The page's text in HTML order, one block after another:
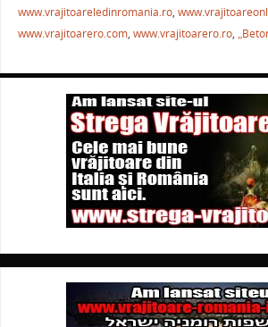
www.vrajitoareledinromania.ro,
www.vrajitoarero.com, www.vrajitoarero.ro,